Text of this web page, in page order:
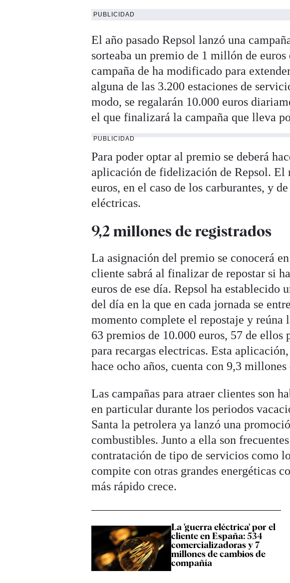
PUBLICIDAD
El año pasado Repsol lanzó una
sorteaba un premio de 1 millón de
campaña de ha modificado para
alguna de las 3.200 estaciones de
modo, se regalarán 10.000 euros
el que finalizará la campaña que lleva
PUBLICIDAD
Para poder optar al premio se deberá
aplicación de fidelización de Repsol. El
euros, en el caso de los carburantes, y
eléctricas.
9,2 millones de registrados
La asignación del premio se conocerá
cliente sabrá al finalizar de repostar si
euros de ese día. Repsol ha establecido
del día en la que en cada jornada se
momento complete el repostaje y reúna
63 premios de 10.000 euros, 57 de ellos
para recargas electricas. Esta
hace ocho años, cuenta con 9,3
Las campañas para atraer clientes son
en particular durante los periodos
Santa la petrolera ya lanzó una
combustibles. Junto a ella son
contratación de tipo de servicios como
compite con otras grandes energéticas
más rápido crece.
La 'guerra eléctrica' por el
cliente en España: 534
comercializadoras y 7
millones de cambios de
compañía